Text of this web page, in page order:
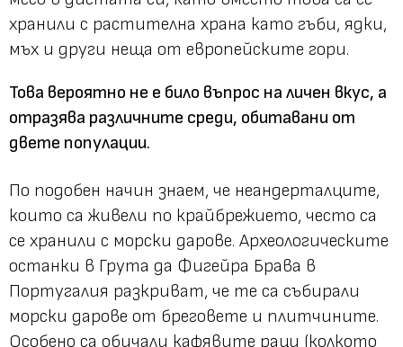
хранили с растителна храна като гъби, ядки,
мъх и други неща от европейските гори.
Това вероятно не е било въпрос на личен вкус, а
отразява различните среди, обитавани от
двете популации.
По подобен начин знаем, че неандерталците,
които са живели по крайбрежието, често са
се хранили с морски дарове. Археологическите
останки в Грута да Фигейра Брава в
Португалия разкриват, че те са събирали
морски дарове от бреговете и плитчините.
Особено са обичали кафявите раци (колкото